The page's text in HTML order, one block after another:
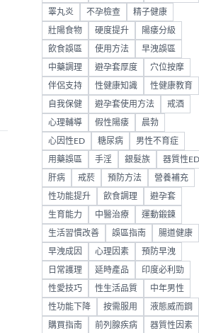
睪丸炎 不孕檢查 精子健康
壯陽食物 硬度提升 陽痿分級
飲食誤區 使用方法 早洩誤區
中藥調理 避孕套厚度 穴位按摩
伴侶支持 性健康知識 性健康教育
自我保健 避孕套使用方法 戒酒
心理輔導 假性陽痿 晨勃
心因性ED 糖尿病 男性不育症
用藥誤區 手淫 銀髮族 器質性ED
肝病 戒菸 預防方法 營養補充
性功能提升 飲食調理 避孕套
生育能力 中醫治療 運動鍛鍊
生活習慣改善 誤區指南 腸道健康
早洩成因 心理因素 預防早洩
日常護理 延時產品 印度必利勁
性愛技巧 性生活品質 中年男性
性功能下降 按需服用 液態威而鋼
購買指南 前列腺疾病 器質性因素